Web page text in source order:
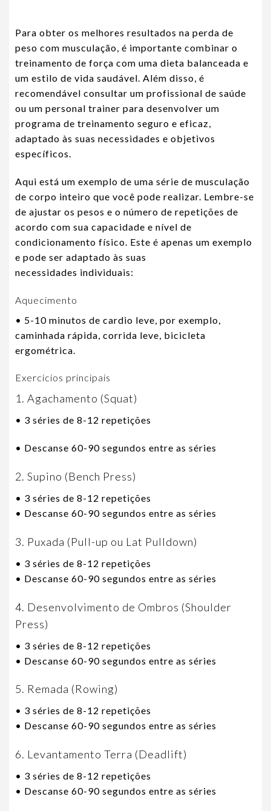
Para obter os melhores resultados na perda de
peso com musculação, é importante combinar o
treinamento de força com uma dieta balanceada e
um estilo de vida saudável. Além disso, é
recomendável consultar um profissional de saúde
ou um personal trainer para desenvolver um
programa de treinamento seguro e eficaz,
adaptado às suas necessidades e objetivos
específicos.
Aqui está um exemplo de uma série de musculação
de corpo inteiro que você pode realizar. Lembre-se
de ajustar os pesos e o número de repetições de
acordo com sua capacidade e nível de
condicionamento físico. Este é apenas um exemplo
e pode ser adaptado às suas
necessidades individuais:
Aquecimento
• 5-10 minutos de cardio leve, por exemplo,
caminhada rápida, corrida leve, bicicleta
ergométrica.
Exercícios principais
1. Agachamento (Squat)
• 3 séries de 8-12 repetições
• Descanse 60-90 segundos entre as séries
2. Supino (Bench Press)
• 3 séries de 8-12 repetições
• Descanse 60-90 segundos entre as séries
3. Puxada (Pull-up ou Lat Pulldown)
• 3 séries de 8-12 repetições
• Descanse 60-90 segundos entre as séries
4. Desenvolvimento de Ombros (Shoulder
Press)
• 3 séries de 8-12 repetições
• Descanse 60-90 segundos entre as séries
5. Remada (Rowing)
• 3 séries de 8-12 repetições
• Descanse 60-90 segundos entre as séries
6. Levantamento Terra (Deadlift)
• 3 séries de 8-12 repetições
• Descanse 60-90 segundos entre as séries